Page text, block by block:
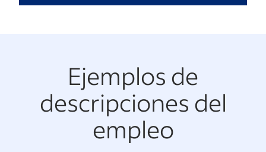
Ejemplos de
descripciones del
empleo